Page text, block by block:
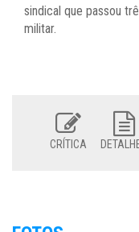
sindical que passou
militar.
CRÍTICA